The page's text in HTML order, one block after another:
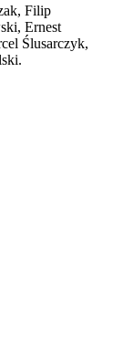
Filip
Ernest
Ślusarczyk,